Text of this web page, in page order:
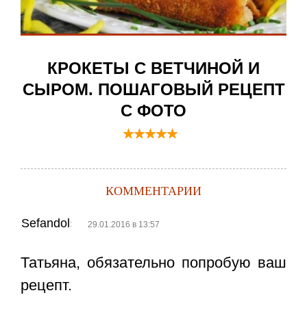
КРОКЕТЫ С ВЕТЧИНОЙ И
СЫРОМ. ПОШАГОВЫЙ РЕЦЕПТ
С ФОТО
КОММЕНТАРИИ
Sefandol : 29.01.2016 в 13:57
Татьяна, обязательно попробую ваш
рецепт.